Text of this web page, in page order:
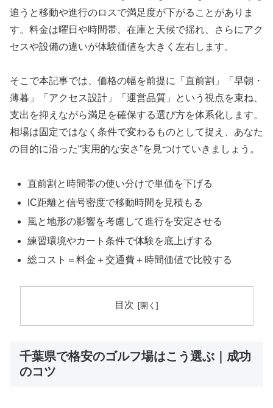
追うと移動や進行のロスで満足度が下がることがありま
す。料金は曜日や時間帯、在庫と天候で揺れ、さらにアク
セスや設備の違いが体験価値を大きく左右します。
そこで本記事では、価格の幅を前提に「直前割」「早朝・
薄暮」「アクセス設計」「運営品質」という視点を束ね、
支出を抑えながら満足を確保する選び方を体系化します。
相場は固定ではなく条件で変わるものとして捉え、あなた
の目的に沿った“実用的な安さ”を見つけていきましょう。
直前割と時間帯の使い分けで単価を下げる
IC距離と信号密度で移動時間を見積もる
風と地形の影響を考慮して進行を安定させる
練習環境やカート条件で体験を底上げする
総コスト＝料金＋交通費＋時間価値で比較する
目次
千葉県で格安のゴルフ場はこう選ぶ｜成功
のコツ